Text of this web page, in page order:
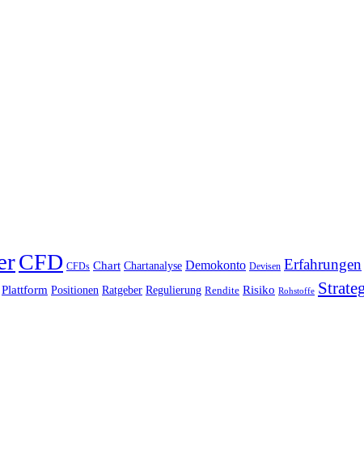
CFD CFDs Chart Chartanalyse Demokonto Devisen Erfahrungen
Plattform Positionen Ratgeber Regulierung Rendite Risiko Rohstoffe